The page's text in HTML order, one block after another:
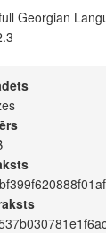
Georgian